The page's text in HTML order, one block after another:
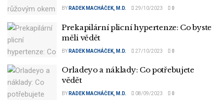
BY RADEK MACHÁČEK, M.D. 29/10/2023 0
Prekapilární plicní hypertenze: Co byste
měli vědět
BY RADEK MACHÁČEK, M.D. 27/10/2023 0
Orladeyo a náklady: Co potřebujete
vědět
BY RADEK MACHÁČEK, M.D. 08/09/2023 0